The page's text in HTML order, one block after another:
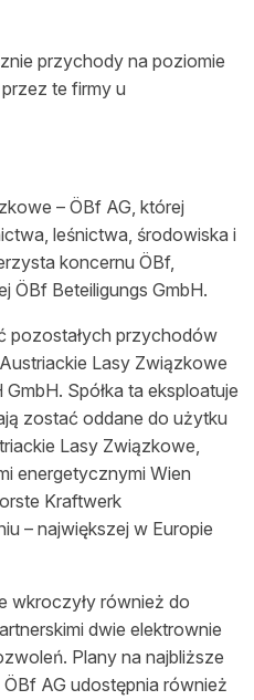
przychody na poziomie
te firmy u
– ÖBf AG, której
leśnictwa, środowiska i
koncernu ÖBf,
ÖBf Beteiligungs GmbH.
pozostałych przychodów
Lasy Związkowe
Spółka ta eksploatuje
zostać oddane do użytku
Lasy Związkowe,
energetycznymi Wien
Kraftwerk
– największej w Europie
wkroczyły również do
dwie elektrownie
Plany na najbliższe
AG udostępnia również